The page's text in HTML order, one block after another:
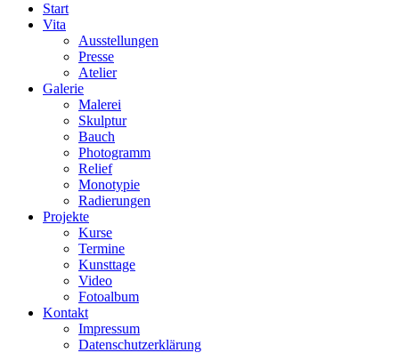
Start
Vita
Ausstellungen
Presse
Atelier
Galerie
Malerei
Skulptur
Bauch
Photogramm
Relief
Monotypie
Radierungen
Projekte
Kurse
Termine
Kunsttage
Video
Fotoalbum
Kontakt
Impressum
Datenschutzerklärung